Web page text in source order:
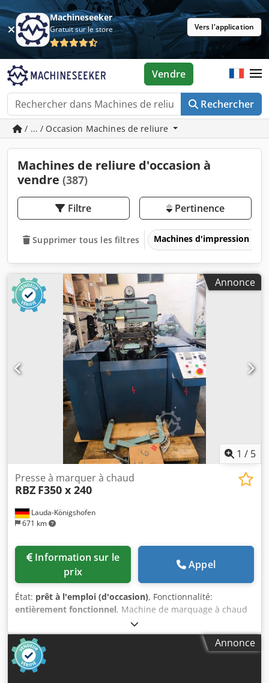
Machineseeker
Gratuit sur le store Vers l'application
Rechercher
Vendre
/ ... / Occasion Machines de reliure
Machines de reliure d'occasion à
vendre (387)
Filtre Pertinence
Supprimer tous les filtres Machines d'impression
Annonce
1 / 5
Lauda-Königshofen
671 km
Presse à marquer à chaud
RBZ F350 x 240
prix
Appel
État: prêt à l'emploi (d'occasion), Fonctionnalité:
entièrement fonctionnel, Machine de marquage à chaud
Semi-automatique Table coulissante mécanique
Régulateur de température et minuterie Dimensions de la
plaque de marquage : 35 x 24 cm Codszq Uuuepfx Ai Noha
Différentes plaques de rechange En plus, groupe
d’encrage inclus (démonté)
Annonce